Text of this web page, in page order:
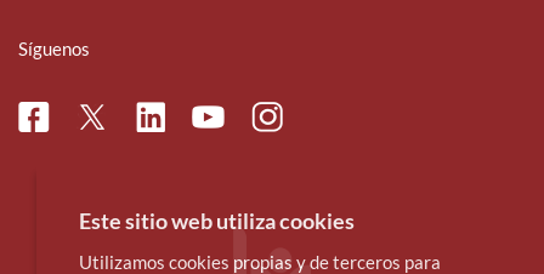
Síguenos
FacebookTwitterLinkedinYoutubeInstagram
Este sitio web utiliza cookies
Utilizamos cookies propias y de terceros para